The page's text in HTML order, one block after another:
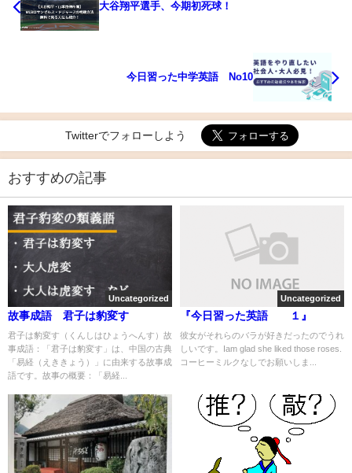
大谷翔平選手、今期初死球！
今日習った中学英語 No10
Twitterでフォローしよう
おすすめの記事
Uncategorized
故事成語 君子は豹変す
君子は豹変す（くんしはひょうへんす）故
事成語：「君子は豹変す」は、中国の古典
「易経（えききょう）」に由来する故事成
語です。故事の概要：「易経...
Uncategorized
『今日習った英語 １』
彼女がそれらのバラが好きだったのでうれ
しいです。Iam glad she liked those roses.
コーヒーミルクなしでお願いしま...